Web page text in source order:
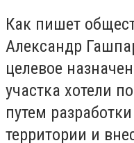
Как пишет
Александр
целевое
участка хотели
путем
территории и